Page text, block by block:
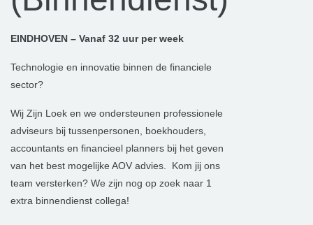
EINDHOVEN – Vanaf 32 uur per week
Technologie en innovatie binnen de financiele
sector?
Wij Zijn Loek en we ondersteunen professionele
adviseurs bij tussenpersonen, boekhouders,
accountants en financieel planners bij het geven
van het best mogelijke AOV advies. Kom jij ons
team versterken? We zijn nog op zoek naar 1
extra binnendienst collega!